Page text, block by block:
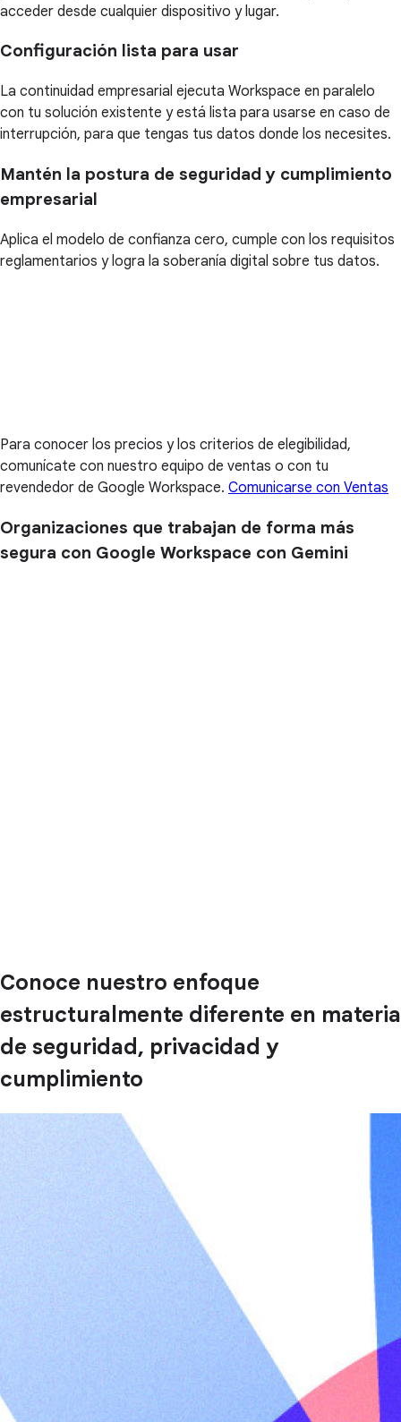
acceder desde cualquier dispositivo y lugar.
Configuración lista para usar
La continuidad empresarial ejecuta Workspace en paralelo
con tu solución existente y está lista para usarse en caso de
interrupción, para que tengas tus datos donde los necesites.
Mantén la postura de seguridad y cumplimiento
empresarial
Aplica el modelo de confianza cero, cumple con los requisitos
reglamentarios y logra la soberanía digital sobre tus datos.
Para conocer los precios y los criterios de elegibilidad,
comunícate con nuestro equipo de ventas o con tu
revendedor de Google Workspace. Comunicarse con Ventas
Organizaciones que trabajan de forma más
segura con Google Workspace con Gemini
Conoce nuestro enfoque
estructuralmente diferente en materia
de seguridad, privacidad y
cumplimiento